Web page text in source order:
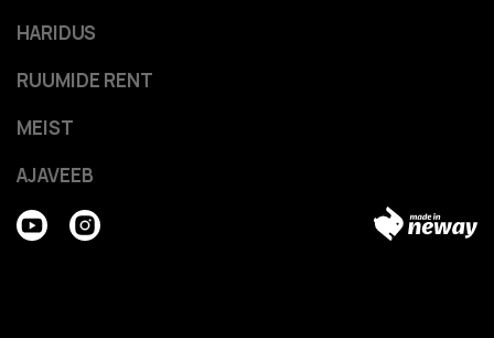
HARIDUS
RUUMIDE RENT
MEIST
AJAVEEB